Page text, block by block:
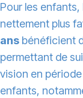
Pour les enfants,
nettement plus
ans bénéficient
permettant de
vision en
enfants,